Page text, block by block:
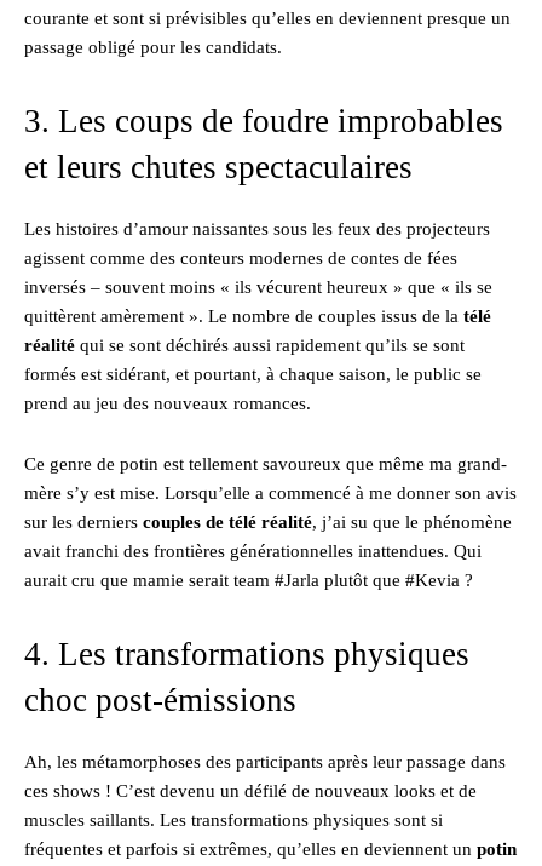
courante et sont si prévisibles qu’elles en deviennent presque un
passage obligé pour les candidats.
3. Les coups de foudre improbables
et leurs chutes spectaculaires
Les histoires d’amour naissantes sous les feux des projecteurs
agissent comme des conteurs modernes de contes de fées
inversés – souvent moins « ils vécurent heureux » que « ils se
quittèrent amèrement ». Le nombre de couples issus de la télé
réalité qui se sont déchirés aussi rapidement qu’ils se sont
formés est sidérant, et pourtant, à chaque saison, le public se
prend au jeu des nouveaux romances.
Ce genre de potin est tellement savoureux que même ma grand-
mère s’y est mise. Lorsqu’elle a commencé à me donner son avis
sur les derniers couples de télé réalité, j’ai su que le phénomène
avait franchi des frontières générationnelles inattendues. Qui
aurait cru que mamie serait team #Jarla plutôt que #Kevia ?
4. Les transformations physiques
choc post-émissions
Ah, les métamorphoses des participants après leur passage dans
ces shows ! C’est devenu un défilé de nouveaux looks et de
muscles saillants. Les transformations physiques sont si
fréquentes et parfois si extrêmes, qu’elles en deviennent un potin